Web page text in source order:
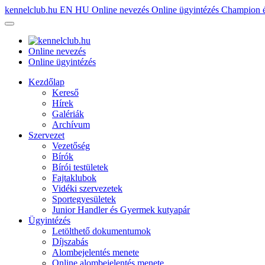
kennelclub.hu EN HU Online nevezés Online ügyintézés Champion
Online nevezés
Online ügyintézés
Kezdőlap
Kereső
Hírek
Galériák
Archívum
Szervezet
Vezetőség
Bírók
Bírói testületek
Fajtaklubok
Vidéki szervezetek
Sportegyesületek
Junior Handler és Gyermek kutyapár
Ügyintézés
Letölthető dokumentumok
Díjszabás
Alombejelentés menete
Online alombejelentés menete